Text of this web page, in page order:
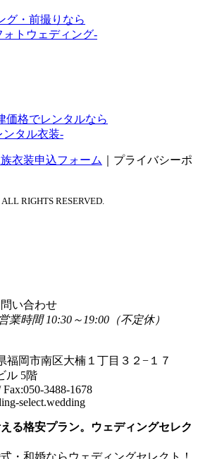
グ・前撮りなら
ォトウェディング-
価格でレンタルなら
ンタル衣装-
衣装申込フォーム
プライバシーポ
RIGHTS RESERVED.
い合わせ
営業時間 10:30～19:00（不定休）
福岡市南区大楠１丁目３２−１７
ル 5階
Fax:050-3488-1678
select.wedding
る格安プラン。ウェディングセレク
・和婚ならウェディングセレクト！